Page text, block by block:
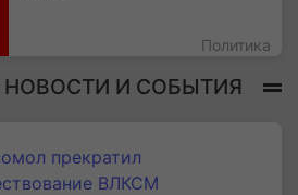
Политика
И СОБЫТИЯ
прекратил
ВЛКСМ